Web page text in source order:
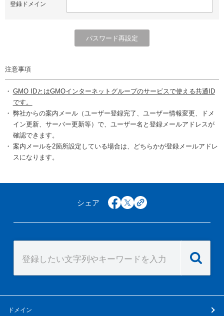
登録ドメイン
注意事項
GMO IDとはGMOインターネットグループのサービスで使える共通ID
です。
弊社からの案内メール（ユーザー登録完了、ユーザー情報変更、ドメ
イン更新、サーバー更新等）で、ユーザー名と登録メールアドレスが
確認できます。
案内メールを2箇所設定している場合は、どちらかが登録メールアドレ
スになります。
シェア facebook
x copy
ドメイン